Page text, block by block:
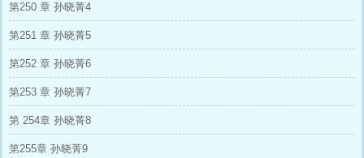
第250 章 孙晓菁4
第251 章 孙晓菁5
第252 章 孙晓菁6
第253 章 孙晓菁7
第 254章 孙晓菁8
第255章 孙晓菁9